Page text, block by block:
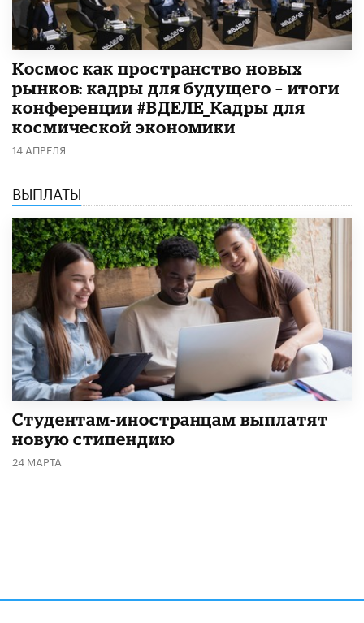
Космос как пространство новых
рынков: кадры для будущего – итоги
конференции #ВДЕЛЕ_Кадры для
космической экономики
14 АПРЕЛЯ
ВЫПЛАТЫ
Студентам-иностранцам выплатят
новую стипендию
24 МАРТА